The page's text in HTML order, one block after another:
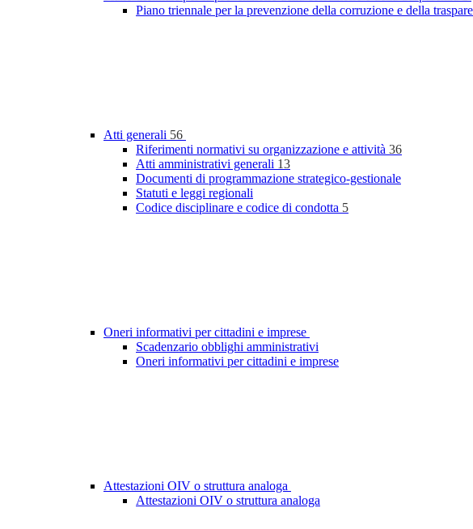
Piano triennale per la prevenzione della corruzione e della
Atti generali 56
Riferimenti normativi su organizzazione e attività 36
Atti amministrativi generali 13
Documenti di programmazione strategico-gestionale
Statuti e leggi regionali
Codice disciplinare e codice di condotta 5
Oneri informativi per cittadini e imprese
Scadenzario obblighi amministrativi
Oneri informativi per cittadini e imprese
Attestazioni OIV o struttura analoga
Attestazioni OIV o struttura analoga